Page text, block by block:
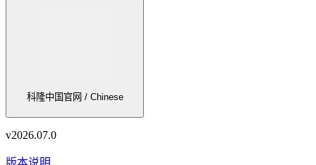
科隆中国官网 / Chinese
v2026.07.0
版本说明